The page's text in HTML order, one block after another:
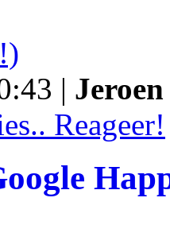
|
Reageer!